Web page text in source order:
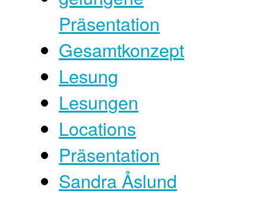
Präsentation
Gesamtkonzept
Lesung
Lesungen
Locations
Präsentation
Sandra Åslund